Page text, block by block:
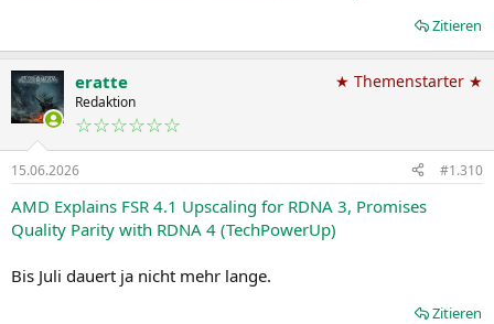
Zitieren
eratte
Redaktion
☆☆☆☆☆☆
★ Themenstarter ★
15.06.2026 #1.310
AMD Explains FSR 4.1 Upscaling for RDNA 3, Promises
Quality Parity with RDNA 4 (TechPowerUp)
Bis Juli dauert ja nicht mehr lange.
Zitieren